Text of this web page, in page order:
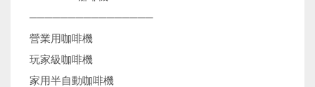
────────────────
營業用咖啡機
玩家級咖啡機
家用半自動咖啡機